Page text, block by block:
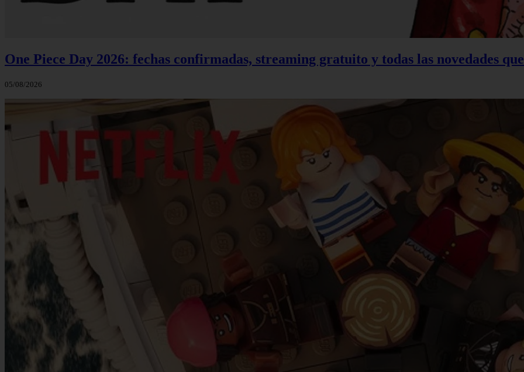
One Piece Day 2026: fechas confirmadas, streaming gratuito y todas las novedades
05/08/2026